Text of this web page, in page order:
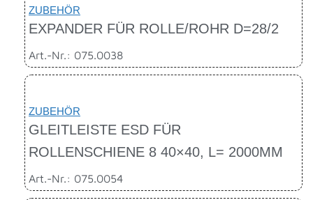
ZUBEHÖR
EXPANDER FÜR ROLLE/ROHR D=28/2
Art.-Nr.: 075.0038
ZUBEHÖR
GLEITLEISTE ESD FÜR
ROLLENSCHIENE 8 40×40, L= 2000MM
Art.-Nr.: 075.0054